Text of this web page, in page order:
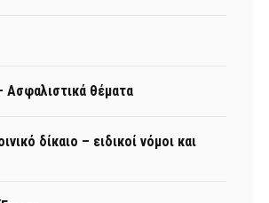
Ασφαλιστικά θέματα
δίκαιο – ειδικοί νόμοι και